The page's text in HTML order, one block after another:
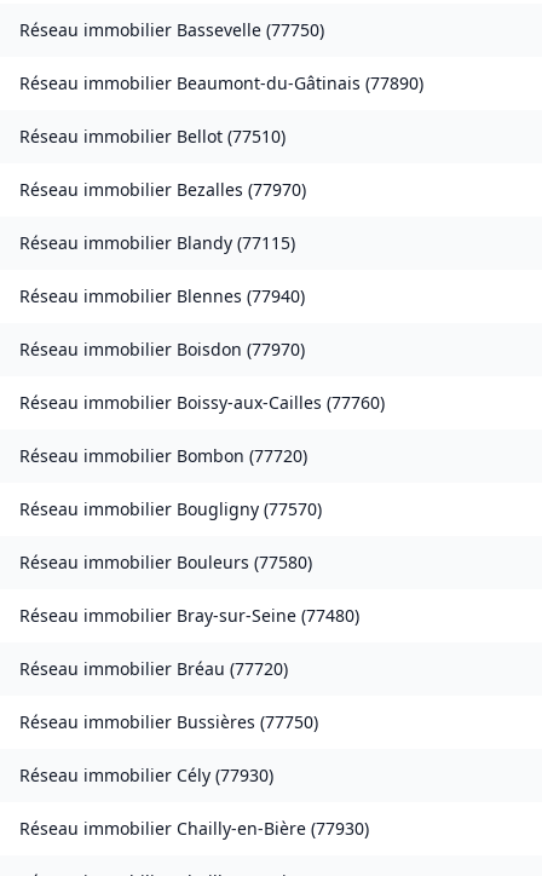
Réseau immobilier Bassevelle (77750)
Réseau immobilier Beaumont-du-Gâtinais (77890)
Réseau immobilier Bellot (77510)
Réseau immobilier Bezalles (77970)
Réseau immobilier Blandy (77115)
Réseau immobilier Blennes (77940)
Réseau immobilier Boisdon (77970)
Réseau immobilier Boissy-aux-Cailles (77760)
Réseau immobilier Bombon (77720)
Réseau immobilier Bougligny (77570)
Réseau immobilier Bouleurs (77580)
Réseau immobilier Bray-sur-Seine (77480)
Réseau immobilier Bréau (77720)
Réseau immobilier Bussières (77750)
Réseau immobilier Cély (77930)
Réseau immobilier Chailly-en-Bière (77930)